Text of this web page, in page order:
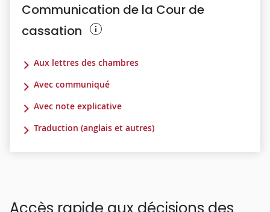
Communication de la Cour de
cassation
Aux lettres des chambres
Avec communiqué
Avec note explicative
Traduction (anglais et autres)
Accès rapide aux décisions des